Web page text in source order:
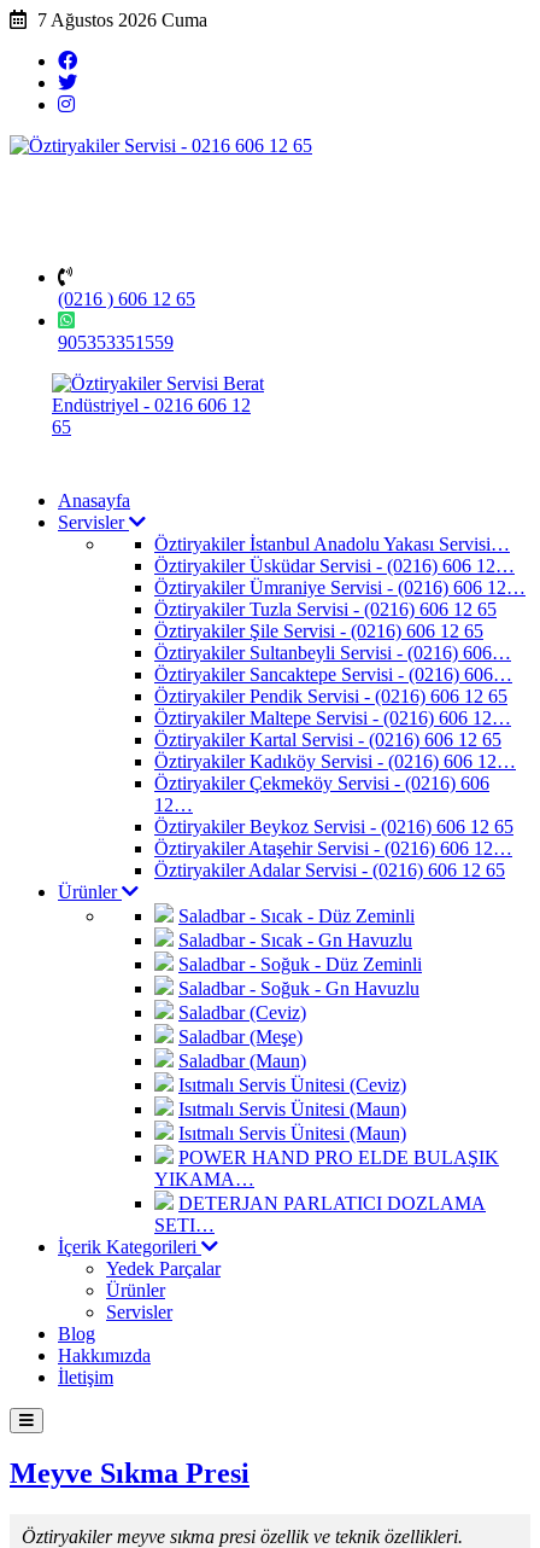
7 Ağustos 2026 Cuma
(0216 ) 606 12 65
905353351559
Anasayfa
Servisler
Öztiryakiler İstanbul Anadolu Yakası Servisi…
Öztiryakiler Üsküdar Servisi - (0216) 606 12…
Öztiryakiler Ümraniye Servisi - (0216) 606 12…
Öztiryakiler Tuzla Servisi - (0216) 606 12 65
Öztiryakiler Şile Servisi - (0216) 606 12 65
Öztiryakiler Sultanbeyli Servisi - (0216) 606…
Öztiryakiler Sancaktepe Servisi - (0216) 606…
Öztiryakiler Pendik Servisi - (0216) 606 12 65
Öztiryakiler Maltepe Servisi - (0216) 606 12…
Öztiryakiler Kartal Servisi - (0216) 606 12 65
Öztiryakiler Kadıköy Servisi - (0216) 606 12…
Öztiryakiler Çekmeköy Servisi - (0216) 606
12…
Öztiryakiler Beykoz Servisi - (0216) 606 12 65
Öztiryakiler Ataşehir Servisi - (0216) 606 12…
Öztiryakiler Adalar Servisi - (0216) 606 12 65
Ürünler
Saladbar - Sıcak - Düz Zeminli
Saladbar - Sıcak - Gn Havuzlu
Saladbar - Soğuk - Düz Zeminli
Saladbar - Soğuk - Gn Havuzlu
Saladbar (Ceviz)
Saladbar (Meşe)
Saladbar (Maun)
Isıtmalı Servis Ünitesi (Ceviz)
Isıtmalı Servis Ünitesi (Maun)
Isıtmalı Servis Ünitesi (Maun)
POWER HAND PRO ELDE BULAŞIK
YIKAMA…
DETERJAN PARLATICI DOZLAMA
SETI…
İçerik Kategorileri
Yedek Parçalar
Ürünler
Servisler
Blog
Hakkımızda
İletişim
Meyve Sıkma Presi
Öztiryakiler meyve sıkma presi özellik ve teknik özellikleri.